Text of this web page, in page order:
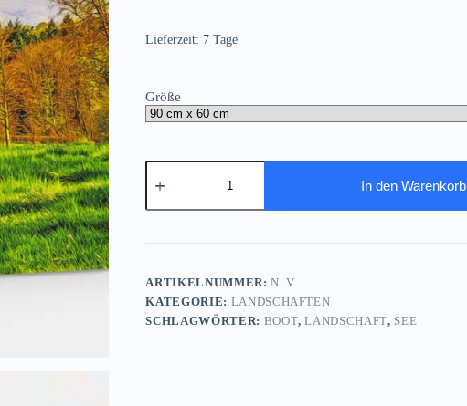
Lieferzeit: 7 Tage
Größe
Boot
am
auf
wie
Digital
Art
Menge
In den Warenkorb
ARTIKELNUMMER:N. V.
KATEGORIE: LANDSCHAFTEN
SCHLAGWÖRTER: BOOT,LANDSCHAFT, SEE